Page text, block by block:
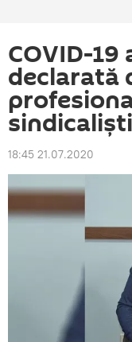
COVID-
declarată
18:45 21.07.2020